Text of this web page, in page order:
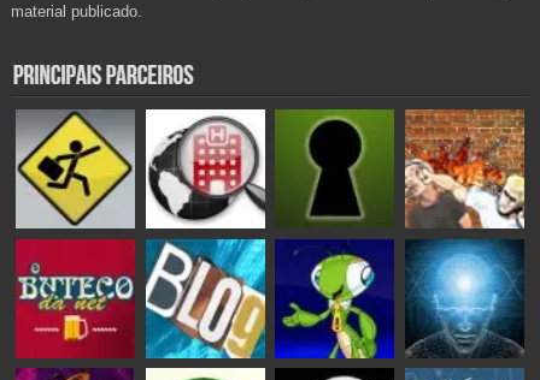
material publicado.